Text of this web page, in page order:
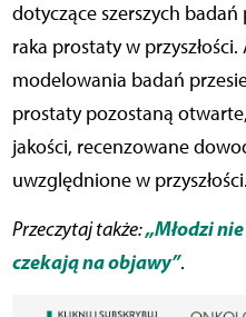
dotyczące szerszych
raka prostaty w
modelowania badań
prostaty pozostaną
jakości, recenzowane
uwzględnione w przyszłości.
Przeczytaj także:„Młodzi
czekają na objawy”.